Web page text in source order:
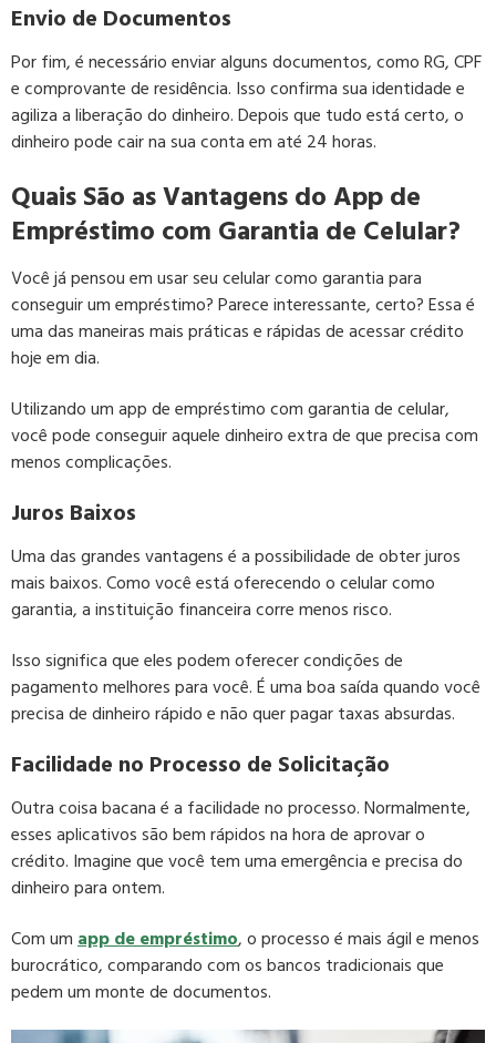
Envio de Documentos
Por fim, é necessário enviar alguns documentos, como RG, CPF
e comprovante de residência. Isso confirma sua identidade e
agiliza a liberação do dinheiro. Depois que tudo está certo, o
dinheiro pode cair na sua conta em até 24 horas.
Quais São as Vantagens do App de
Empréstimo com Garantia de Celular?
Você já pensou em usar seu celular como garantia para
conseguir um empréstimo? Parece interessante, certo? Essa é
uma das maneiras mais práticas e rápidas de acessar crédito
hoje em dia.
Utilizando um app de empréstimo com garantia de celular,
você pode conseguir aquele dinheiro extra de que precisa com
menos complicações.
Juros Baixos
Uma das grandes vantagens é a possibilidade de obter juros
mais baixos. Como você está oferecendo o celular como
garantia, a instituição financeira corre menos risco.
Isso significa que eles podem oferecer condições de
pagamento melhores para você. É uma boa saída quando você
precisa de dinheiro rápido e não quer pagar taxas absurdas.
Facilidade no Processo de Solicitação
Outra coisa bacana é a facilidade no processo. Normalmente,
esses aplicativos são bem rápidos na hora de aprovar o
crédito. Imagine que você tem uma emergência e precisa do
dinheiro para ontem.
Com umapp de empréstimo, o processo é mais ágil e menos
burocrático, comparando com os bancos tradicionais que
pedem um monte de documentos.